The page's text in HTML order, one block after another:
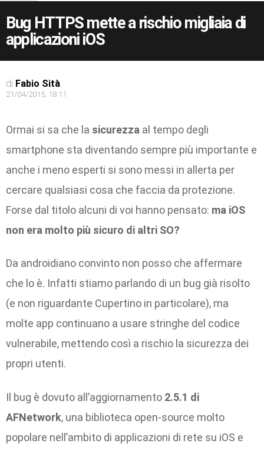
Bug HTTPS mette a rischio migliaia di
applicazioni iOS
di Fabio Sità
21/04/2015, 18:11
Ormai si sa che la sicurezza al tempo degli
smartphone sta diventando sempre più importante e
anche i meno esperti si sono messi in allerta per
cercare qualsiasi cosa che faccia da protezione.
Forse dal titolo alcuni di voi hanno pensato: ma iOS
non era molto più sicuro di altri SO?
Da androidiano convinto non posso che affermare
che lo è. Infatti stiamo parlando di un bug già risolto
(e non riguardante Cupertino in particolare), ma
molte app continuano a usare stringhe del codice
vulnerabile, mettendo così a rischio la sicurezza dei
propri utenti.
Il bug è dovuto all’aggiornamento 2.5.1 di
AFNetwork, una biblioteca open-source molto
popolare nell’ambito di applicazioni di rete su iOS e